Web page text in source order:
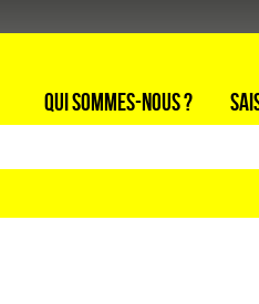
Qui sommes-nous ?